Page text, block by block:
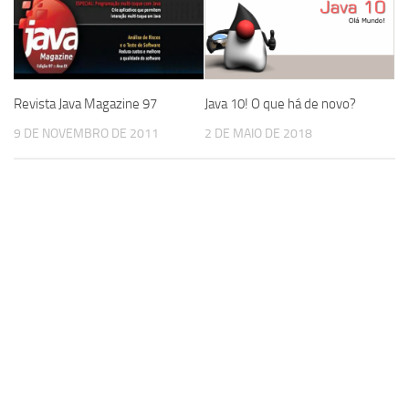
Revista Java Magazine 97
9 DE NOVEMBRO DE 2011
Java 10! O que há de novo?
2 DE MAIO DE 2018